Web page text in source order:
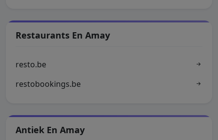
Restaurants En Amay
resto.be
restobookings.be
Antiek En Amay